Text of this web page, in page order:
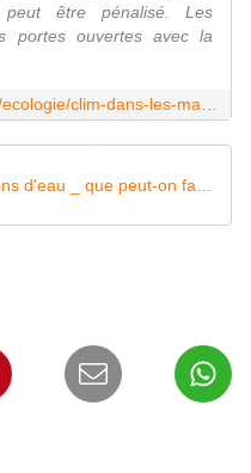
peut être pénalisé. Les
portes ouvertes avec la